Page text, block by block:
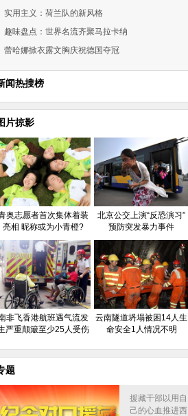
实用主义：荷兰队的新风格
趣味盘点：世界名流齐聚马拉卡纳
蕾哈娜掀衣露文胸庆祝德国夺冠
闻热搜榜
片掠影
奥志愿者首次集体着装
亮相 昵称或为小青橙?
北京公交上演“反恐演习”
预防突发暴力事件
非飞香港航班遇气流发
严重颠簸至少25人受伤
云南隧道坍塌被困14人生
命安全1人情况不明
题
援藏干部以用自
己的心血推进西